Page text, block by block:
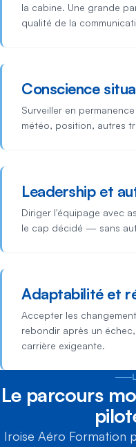
la cabine. Une grande
qualité de la
Conscience
Surveiller en
météo, position, autres
Leadership et
Diriger l'équipage avec
le cap décidé — sans
Adaptabilité et
Accepter les
rebondir après un
carrière exigeante.
Le parcours
Iroise Aéro Formation